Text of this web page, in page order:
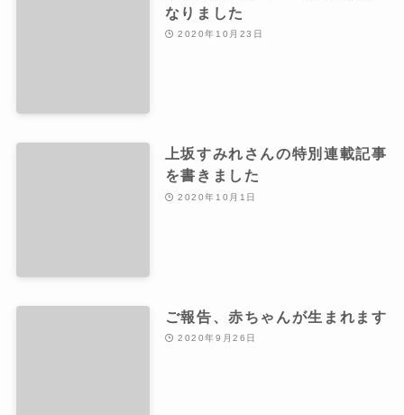
なりました
2020年10月23日
上坂すみれさんの特別連載記事
を書きました
2020年10月1日
ご報告、赤ちゃんが生まれます
2020年9月26日